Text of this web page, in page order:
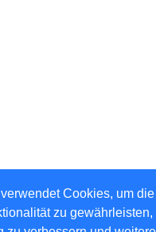
Cookies, um die
zu gewährleisten,